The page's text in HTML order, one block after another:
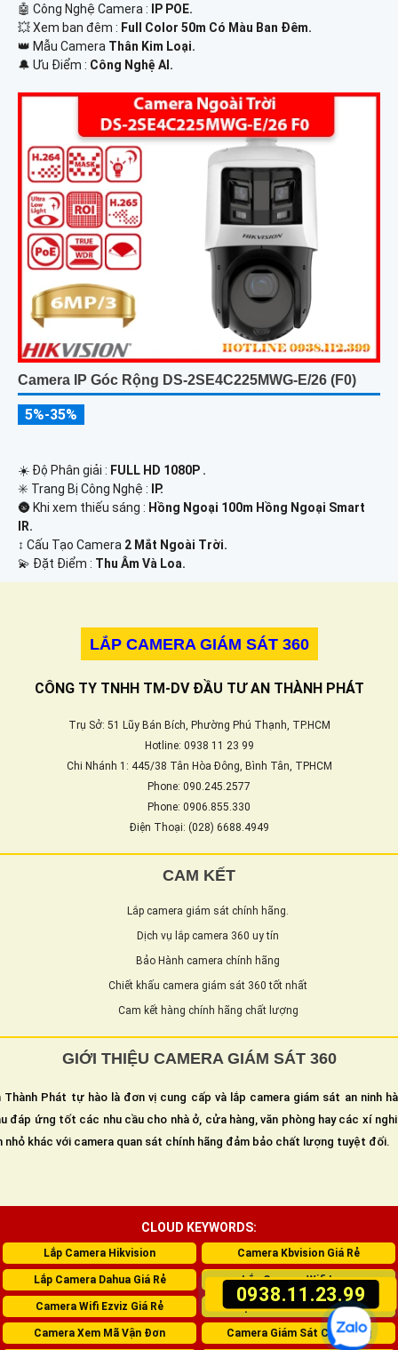
0938.11.23.99
🤖️ Công Nghệ Camera :
IP POE.
💥 Xem ban đêm : Full Color 50m Có Màu Ban Đêm.
👑 Mẫu Camera Thân Kim Loại.
️🔔 Ưu Điểm : Công Nghệ AI.
Camera IP Góc Rộng DS-2SE4C225MWG-E/26 (F0)
5%-35%
☀️ Độ Phân giải : FULL HD 1080P .
✳️ Trang Bị Công Nghệ : IP.
🌚 Khi xem thiếu sáng : Hồng Ngoại 100m Hồng Ngoại Smart
IR.
↕️ Cấu Tạo Camera 2 Mắt Ngoài Trời.
️💫 Đặt Điểm : Thu Âm Và Loa.
LẮP CAMERA GIÁM SÁT 360
CÔNG TY TNHH TM-DV ĐẦU TƯ AN THÀNH PHÁT
Trụ Sở: 51 Lũy Bán Bích, Phường Phú Thạnh, TP.HCM
Hotline: 0938 11 23 99
Chi Nhánh 1: 445/38 Tân Hòa Đông, Bình Tân, TPHCM
Phone: 090.245.2577
Phone: 0906.855.330
Điện Thoại: (028) 6688.4949
CAM KẾT
Lắp camera giám sát chính hãng.
Dịch vụ lắp camera 360 uy tín
Bảo Hành camera chính hãng
Chiết khấu camera giám sát 360 tốt nhất
Cam kết hàng chính hãng chất lượng
GIỚI THIỆU CAMERA GIÁM SÁT 360
Thành Phát tự hào là đơn vị cung cấp và lắp camera giám sát an ninh
đáp ứng tốt các nhu cầu cho nhà ở, cửa hàng, văn phòng hay các xí
nhỏ khác với camera quan sát chính hãng đảm bảo chất lượng tuyệt đối.
CLOUD KEYWORDS:
Lắp Camera Hikvision Camera Kbvision Giá Rẻ
Lắp Camera Dahua Giá Rẻ Lắp Camera Wifi Imou
Camera Wifi Ezviz Giá Rẻ Lắp Camera Giám Sát 360
Camera Xem Mã Vận Đơn Camera Giám Sát Cửa Hàng